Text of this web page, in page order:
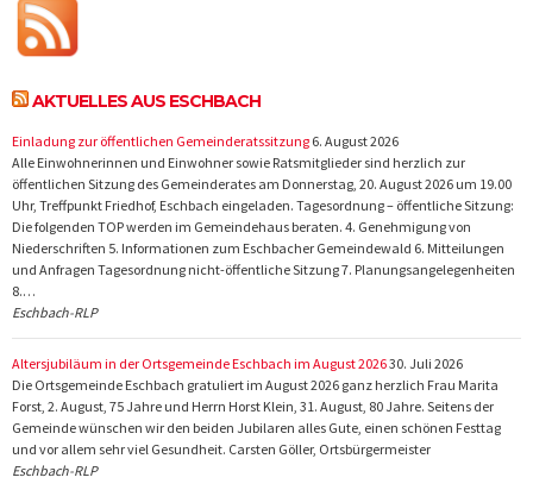
AKTUELLES AUS ESCHBACH
Einladung zur öffentlichen Gemeinderatssitzung 6. August 2026
Alle Einwohnerinnen und Einwohner sowie Ratsmitglieder sind herzlich zur
öffentlichen Sitzung des Gemeinderates am Donnerstag, 20. August 2026 um 19.00
Uhr, Treffpunkt Friedhof, Eschbach eingeladen. Tagesordnung – öffentliche Sitzung:
Die folgenden TOP werden im Gemeindehaus beraten. 4. Genehmigung von
Niederschriften 5. Informationen zum Eschbacher Gemeindewald 6. Mitteilungen
und Anfragen Tagesordnung nicht-öffentliche Sitzung 7. Planungsangelegenheiten
8.…
Eschbach-RLP
Altersjubiläum in der Ortsgemeinde Eschbach im August 202630. Juli 2026
Die Ortsgemeinde Eschbach gratuliert im August 2026 ganz herzlich Frau Marita
Forst, 2. August, 75 Jahre und Herrn Horst Klein, 31. August, 80 Jahre. Seitens der
Gemeinde wünschen wir den beiden Jubilaren alles Gute, einen schönen Festtag
und vor allem sehr viel Gesundheit. Carsten Göller, Ortsbürgermeister
Eschbach-RLP